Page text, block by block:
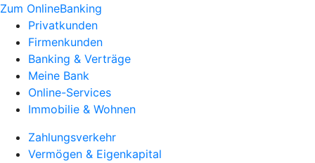
Zum OnlineBanking
Privatkunden
Firmenkunden
Banking & Verträge
Meine Bank
Online-Services
Immobilie & Wohnen
Zahlungsverkehr
Vermögen & Eigenkapital